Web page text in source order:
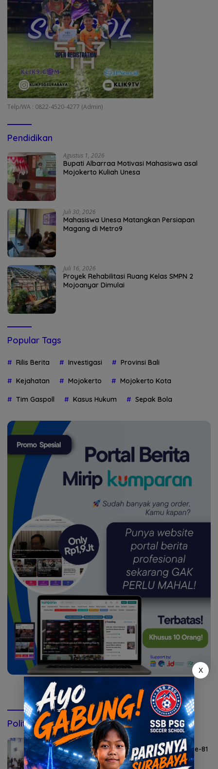
Telp/WA : 0822-4520-4277 (Admin)
Pendidikan
Agustus 1, 2026
Bupati Albarraa Motivasi Mahasiswa asal
Mojokerto Kuliah Unesa
Juli 30, 2026
Mahasiswa Unesa Matangkan Persiapan
Magang di Metro9
Juli 16, 2026
Proyek Rehabilitasi Ruang Kelas SMPN 2
Mojoanyar Dimulai
Popular Tags
Rilis Berita Investigasi Provinsi Bali
Kejahatan Mojokerto Mojokerto Kota
Tim Gaspoll Kasus Hukum Sepak Bola
Konsultasi via WhatsApp
Politik & Pemerintahan
Agustus 6, 2026
Lomba Agustusan Semarakkan HUT RI ke-81
di Mojokerto
X